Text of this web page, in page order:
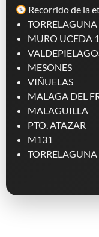
Recorrido de la
TORRELAGUNA
MURO UCEDA
MESONES
VIÑUELAS
MALAGA DEL
MALAGUILLA
PTO. ATAZAR
M131
TORRELAGUNA